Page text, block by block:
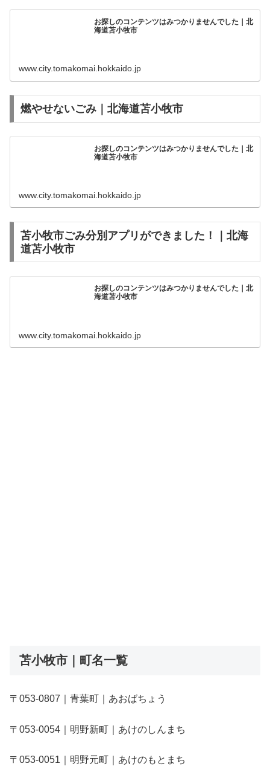
お探しのコンテンツはみつかりませんでした｜北
海道苫小牧市
www.city.tomakomai.hokkaido.jp
燃やせないごみ｜北海道苫小牧市
お探しのコンテンツはみつかりませんでした｜北
海道苫小牧市
www.city.tomakomai.hokkaido.jp
苫小牧市ごみ分別アプリができました！｜北海
道苫小牧市
お探しのコンテンツはみつかりませんでした｜北
海道苫小牧市
www.city.tomakomai.hokkaido.jp
苫小牧市｜町名一覧
〒053-0807｜青葉町｜あおばちょう
〒053-0054｜明野新町｜あけのしんまち
〒053-0051｜明野元町｜あけのもとまち